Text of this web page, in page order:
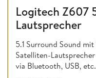
Logitech Z607
Lautsprecher
5.1 Surround Sound
Satelliten-
via Bluetooth, USB, etc.